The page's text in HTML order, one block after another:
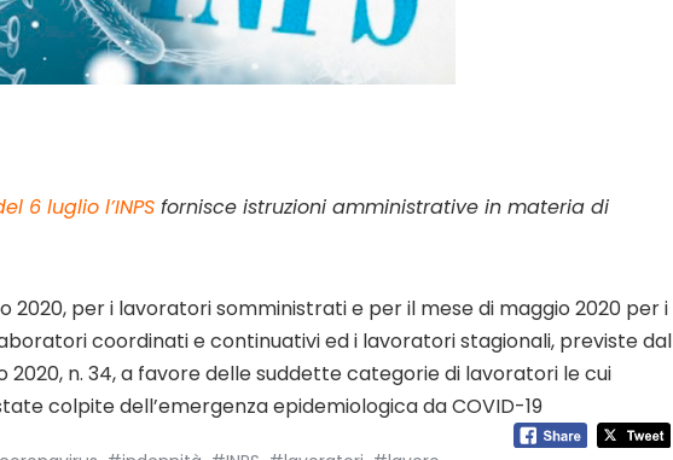
6 luglio l’INPS fornisce istruzioni amministrative in materia di
2020, per i lavoratori somministrati e per il mese di maggio 2020 per i
coordinati e continuativi ed i lavoratori stagionali, previste dal
2020, n. 34, a favore delle suddette categorie di lavoratori le cui
colpite dell’emergenza epidemiologica da COVID-19